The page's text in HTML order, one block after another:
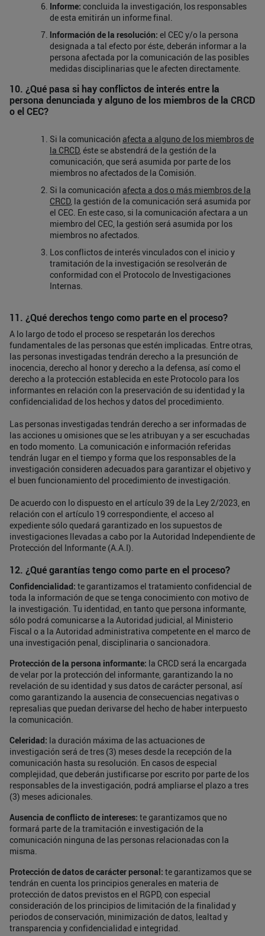
Informe: concluida la investigación, los responsables
de esta emitirán un informe final.
lnformación de la resolución: el CEC y/o la persona
designada a tal efecto por éste, deberán informar a la
persona afectada por la comunicación de las posibles
medidas disciplinarias que le afecten directamente.
10. ¿Qué pasa si hay conflictos de interés entre la
persona denunciada y alguno de los miembros de la CRCD
o el CEC?
Si la comunicación afecta a alguno de los miembros de
la CRCD, éste se abstendrá de la gestión de la
comunicación, que será asumida por parte de los
miembros no afectados de la Comisión.
Si la comunicación afecta a dos o más miembros de la
CRCD, la gestión de la comunicación será asumida por
el CEC. En este caso, si la comunicación afectara a un
miembro del CEC, la gestión será asumida por los
miembros no afectados.
Los conflictos de interés vinculados con el inicio y
tramitación de la investigación se resolverán de
conformidad con el Protocolo de Investigaciones
Internas.
11. ¿Qué derechos tengo como parte en el proceso?
A lo largo de todo el proceso se respetarán los derechos
fundamentales de las personas que estén implicadas. Entre otras,
las personas investigadas tendrán derecho a la presunción de
inocencia, derecho al honor y derecho a la defensa, así como el
derecho a la protección establecida en este Protocolo para los
informantes en relación con la preservación de su identidad y la
confidencialidad de los hechos y datos del procedimiento.
Las personas investigadas tendrán derecho a ser informadas de
las acciones u omisiones que se les atribuyan y a ser escuchadas
en todo momento. La comunicación e información referidas
tendrán lugar en el tiempo y forma que los responsables de la
investigación consideren adecuados para garantizar el objetivo y
el buen funcionamiento del procedimiento de investigación.
De acuerdo con lo dispuesto en el artículo 39 de la Ley 2/2023, en
relación con el artículo 19 correspondiente, el acceso al
expediente sólo quedará garantizado en los supuestos de
investigaciones llevadas a cabo por la Autoridad Independiente de
Protección del Informante (A.A.I).
12. ¿Qué garantías tengo como parte en el proceso?
Confidencialidad: te garantizamos el tratamiento confidencial de
toda la información de que se tenga conocimiento con motivo de
la investigación. Tu identidad, en tanto que persona informante,
sólo podrá comunicarse a la Autoridad judicial, al Ministerio
Fiscal o a la Autoridad administrativa competente en el marco de
una investigación penal, disciplinaria o sancionadora.
Protección de la persona informante: la CRCD será la encargada
de velar por la protección del informante, garantizando la no
revelación de su identidad y sus datos de carácter personal, así
como garantizando la ausencia de consecuencias negativas o
represalias que puedan derivarse del hecho de haber interpuesto
la comunicación.
Celeridad: la duración máxima de las actuaciones de
investigación será de tres (3) meses desde la recepción de la
comunicación hasta su resolución. En casos de especial
complejidad, que deberán justificarse por escrito por parte de los
responsables de la investigación, podrá ampliarse el plazo a tres
(3) meses adicionales.
Ausencia de conflicto de intereses: te garantizamos que no
formará parte de la tramitación e investigación de la
comunicación ninguna de las personas relacionadas con la
misma.
Protección de datos de carácter personal: te garantizamos que se
tendrán en cuenta los principios generales en materia de
protección de datos previstos en el RGPD, con especial
consideración de los principios de limitación de la finalidad y
periodos de conservación, minimización de datos, lealtad y
transparencia y confidencialidad e integridad.